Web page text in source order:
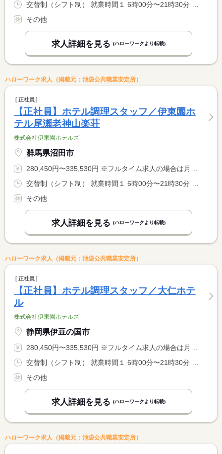
その他
求人詳細を見る (ハローワークより転載)
ハローワーク求人（掲載元：池袋公共職業安定所）
正社員
【正社員】ホテル調理スタッフ／伊東園ホ
テル尾瀬老神山楽荘
株式会社伊東園ホテルズ
群馬県沼田市
280,450円〜335,530円 ※フルタイム求人の場合は月額（換算額）、パート求人の場合は時間額を表示しています。
その他
求人詳細を見る (ハローワークより転載)
ハローワーク求人（掲載元：池袋公共職業安定所）
正社員
【正社員】ホテル調理スタッフ／大仁ホテ
ル
株式会社伊東園ホテルズ
静岡県伊豆の国市
280,450円〜335,530円 ※フルタイム求人の場合は月額（換算額）、パート求人の場合は時間額を表示しています。
その他
求人詳細を見る (ハローワークより転載)
ハローワーク求人（掲載元：池袋公共職業安定所）